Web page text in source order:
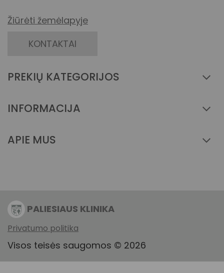
Žiūrėti žemėlapyje
KONTAKTAI
PREKIŲ KATEGORIJOS
INFORMACIJA
APIE MUS
PALIESIAUS KLINIKA
Privatumo politika
Visos teisės saugomos © 2026